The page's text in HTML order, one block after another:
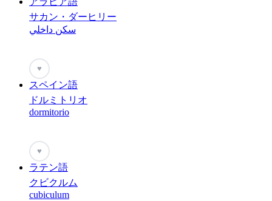
サカン・ダーヒリー
سكن داخلي
♥
スペイン語
ドルミトリオ
dormitorio
♥
ラテン語
クビクルム
cubiculum